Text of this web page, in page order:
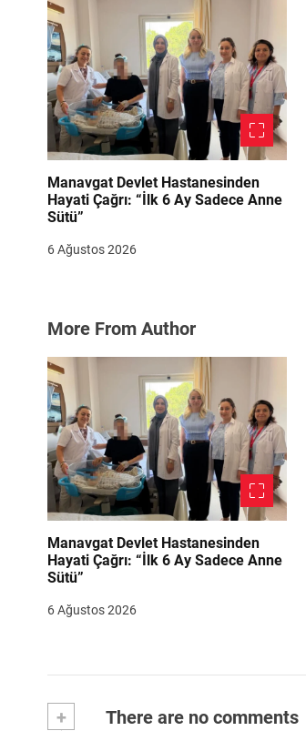
s
i
Manavgat Devlet Hastanesinden
Hayati Çağrı: “İlk 6 Ay Sadece Anne
Sütü”
6 Ağustos 2026
More From Author
Manavgat Devlet Hastanesinden
Hayati Çağrı: “İlk 6 Ay Sadece Anne
Sütü”
6 Ağustos 2026
+ There are no comments